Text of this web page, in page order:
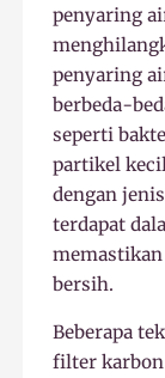
penyaring
penyaring
berbeda-
seperti
partikel
dengan
terdapat
bersih.
Beberapa
filter